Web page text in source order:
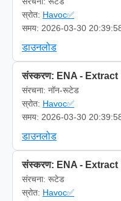
स्रोत: Havoc✅
समय: 2026-03-30
डाउनलोड
संस्करण: ENA -
संरचना: नॉन-रूटेड
स्रोत: Havoc✅
समय: 2026-03-30
डाउनलोड
संस्करण: ENA -
संरचना: रूटेड
स्रोत: Havoc✅